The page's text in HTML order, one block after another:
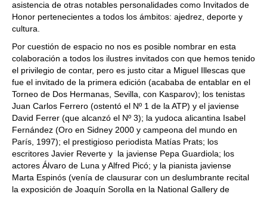
asistencia de otras notables personalidades como Invitados de
Honor pertenecientes a todos los ámbitos: ajedrez, deporte y
cultura.
Por cuestión de espacio no nos es posible nombrar en esta
colaboración a todos los ilustres invitados con que hemos tenido
el privilegio de contar, pero es justo citar a Miguel Illescas que
fue el invitado de la primera edición (acababa de entablar en el
Torneo de Dos Hermanas, Sevilla, con Kasparov); los tenistas
Juan Carlos Ferrero (ostentó el Nº 1 de la ATP) y el javiense
David Ferrer (que alcanzó el Nº 3); la yudoca alicantina Isabel
Fernández (Oro en Sidney 2000 y campeona del mundo en
París, 1997); el prestigioso periodista Matías Prats; los
escritores Javier Reverte y la javiense Pepa Guardiola; los
actores Álvaro de Luna y Alfred Picó; y la pianista javiense
Marta Espinós (venía de clausurar con un deslumbrante recital
la exposición de Joaquín Sorolla en la National Gallery de